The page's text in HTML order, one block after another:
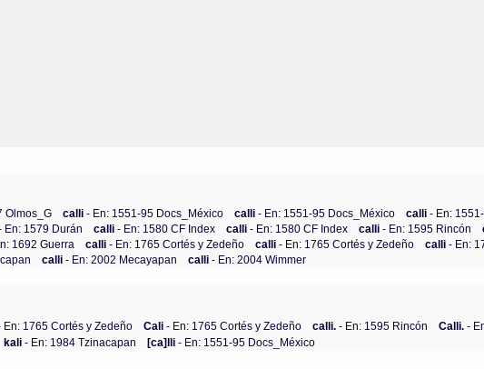
Olmos_G calli- En: 1551-95 Docs_México calli- En: 1551-95 Docs_México calli- En:
En: 1579 Durán calli- En: 1580 CF Index calli- En: 1580 CF Index calli- En: 1595 Rincón
1692 Guerra calli- En: 1765 Cortés y Zedeño calli- En: 1765 Cortés y Zedeño calli- En:
calli- En: 2002 Mecayapan calli- En: 2004 Wimmer
En: 1765 Cortés y Zedeño Cali - En: 1765 Cortés y Zedeño calli. - En: 1595 Rincón Calli. -
kali - En: 1984 Tzinacapan [ca]lli - En: 1551-95 Docs_México